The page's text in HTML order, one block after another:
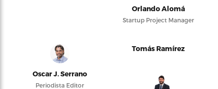
Orlando Alomá
Startup Project Manager
Oscar J. Serrano
Periodista Editor
Tomás Ramírez